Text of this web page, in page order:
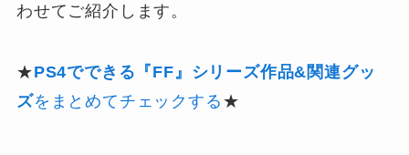
わせてご紹介します。
★PS4でできる『FF』シリーズ作品&関連グッ
ズをまとめてチェックする ★